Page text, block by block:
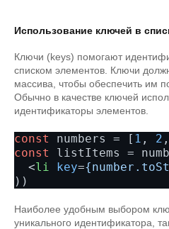
Использование ключей в
Ключи (keys) помогают
списком элементов. Ключи
массива, чтобы обеспечить им
Обычно в качестве ключей
идентификаторы элементов.
const numbers = [ 1 , 2
const
listItems =
<li key=
Наиболее удобным выбором
уникального идентификатора,